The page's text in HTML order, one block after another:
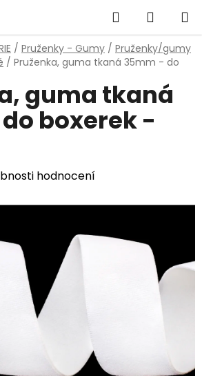
Hledat
KOŠÍK
/ Pruženky - Gumy / Pruženky/gumy
/ Pruženka, guma tkaná 35mm - do
guma tkaná
boxerek -
hodnocení